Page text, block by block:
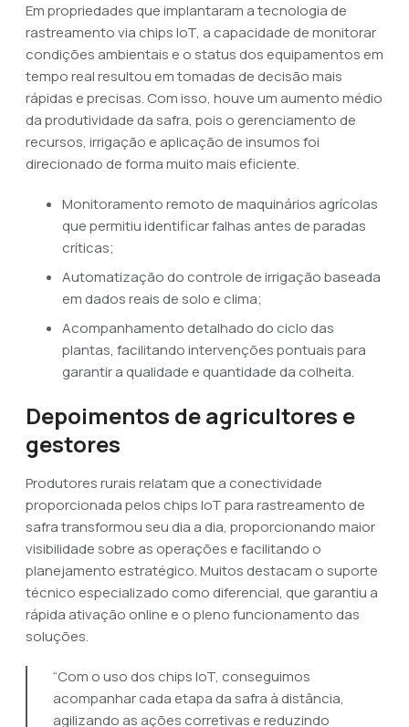
Em propriedades que implantaram a tecnologia de
rastreamento via chips IoT, a capacidade de monitorar
condições ambientais e o status dos equipamentos em
tempo real resultou em tomadas de decisão mais
rápidas e precisas. Com isso, houve um aumento médio
da produtividade da safra, pois o gerenciamento de
recursos, irrigação e aplicação de insumos foi
direcionado de forma muito mais eficiente.
Monitoramento remoto de maquinários agrícolas
que permitiu identificar falhas antes de paradas
críticas;
Automatização do controle de irrigação baseada
em dados reais de solo e clima;
Acompanhamento detalhado do ciclo das
plantas, facilitando intervenções pontuais para
garantir a qualidade e quantidade da colheita.
Depoimentos de agricultores e
gestores
Produtores rurais relatam que a conectividade
proporcionada pelos chips IoT para rastreamento de
safra transformou seu dia a dia, proporcionando maior
visibilidade sobre as operações e facilitando o
planejamento estratégico. Muitos destacam o suporte
técnico especializado como diferencial, que garantiu a
rápida ativação online e o pleno funcionamento das
soluções.
“Com o uso dos chips IoT, conseguimos
acompanhar cada etapa da safra à distância,
agilizando as ações corretivas e reduzindo